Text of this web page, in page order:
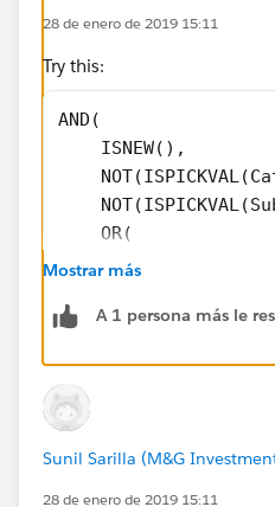
28 de enero de 2019 15:11
Try this:
AND(
    ISNEW(),
    OR(
       )
Mostrar más
A 1 persona más le
Sunil Sarilla (M&G
28 de enero de 2019 15:11